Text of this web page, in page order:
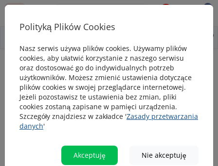
0
Obroże Obroża dla psa WAUDOG Re-cotton z paszportem QR,
Obroża dla psa WAUDOG Re-cotton z
paszportem QR, wykonane z bawełny
pochodzącej z recyklingu, plastikowa
klamra, zielona
0
Polityką Plików Cookies
Nasz serwis używa plików cookies. Używamy plików
cookies, aby ułatwić korzystanie z naszego serwisu
oraz dostosować go do indywidualnych potrzeb
użytkowników. Możesz zmienić ustawienia dotyczące
plików cookies w swojej przeglądarce internetowej.
Jeżeli pozostawisz te ustawienia bez zmian, pliki
cookies zostaną zapisane w pamięci urządzenia.
Szczegóły znajdziesz w zakładce 'Zasady przetwarzania
danych'
Akceptuję Nie akceptuję